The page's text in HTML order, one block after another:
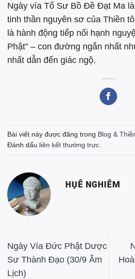
Ngày vía Tổ Sư Bồ Đề Đạt Ma
tinh thần nguyên sơ của Thiền
là hành động tiếp nối hạnh
Phật” – con đường ngắn nhất
nhất dẫn đến giác ngộ.
Bài viết này được đăng trong Blog &
Đánh dấu liên kết thường trực.
HỤÊ NGHIÊM
Ngày Vía Đức Phật Dược
Sư Thành Đạo (30/9 Âm
Lịch)